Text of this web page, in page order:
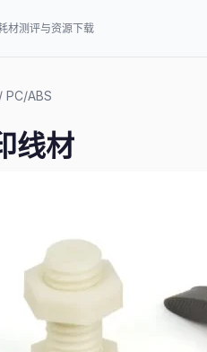
材测评与资源下载
/ PC/ABS
线材